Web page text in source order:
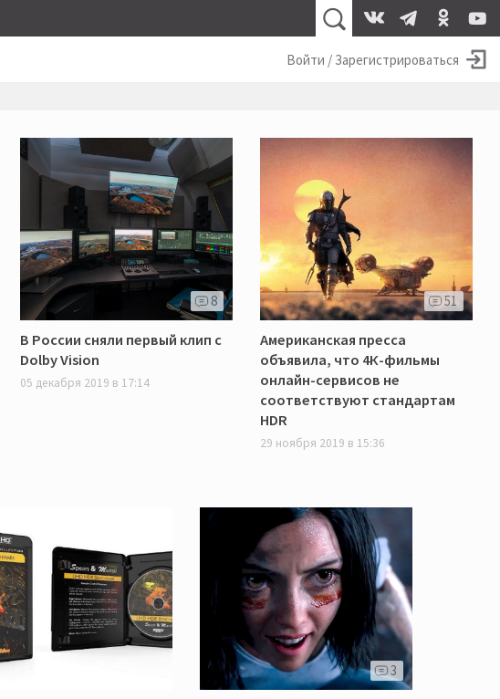
Войти / Зарегистрироваться
8
В России сняли первый клип с
Dolby Vision
05 декабря 2019 в 17:14
51
Американская пресса
объявила, что 4К-фильмы
онлайн-сервисов не
соответствуют стандартам
HDR
29 ноября 2019 в 15:36
3